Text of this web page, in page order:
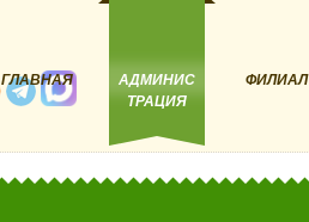
ГЛАВНАЯ
АДМИНИС
ТРАЦИЯ
ФИЛИАЛ